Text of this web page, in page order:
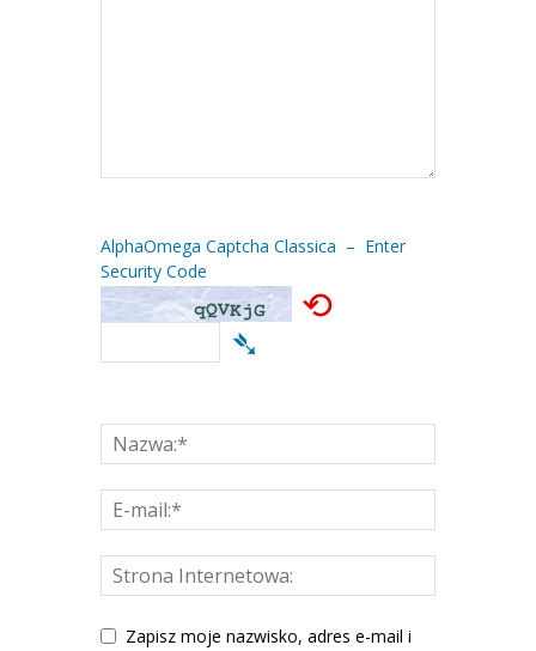
AlphaOmega Captcha Classica – Enter
Security Code
⟲
➴
Zapisz moje nazwisko, adres e-mail i